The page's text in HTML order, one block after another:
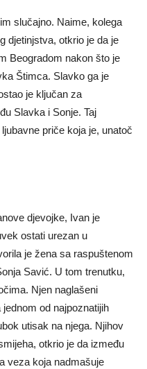
slučajno. Naime, kolega
djetinjstva, otkrio je da je
Beogradom nakon što je
Štimca. Slavko ga je
je ključan za
Slavka i Sonje. Taj
priče koja je, unatoč
djevojke, Ivan je
ostati urezan u
je žena sa raspuštenom
Savić. U tom trenutku,
Njen naglašeni
od najpoznatijih
utisak na njega. Njihov
otkrio je da između
veza koja nadmašuje